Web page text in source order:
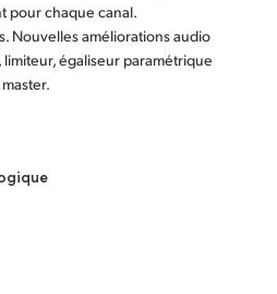
pour chaque canal.
Nouvelles améliorations audio
égaliseur paramétrique